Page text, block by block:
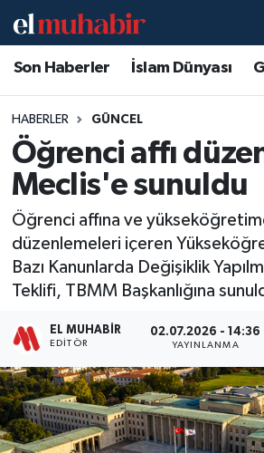
Son Haberler İslam Dünyası
HABERLER GÜNCEL
Öğrenci affı
Meclis'e sunuldu
Öğrenci affına ve
düzenlemeleri içeren
Bazı Kanunlarda Değişiklik
Teklifi, TBMM Başkanlığına
EL MUHABIR
EDITÖR
02.07.2026 - 14:36
YAYINLANMA
Hava Durumu
Trafik Durumu
Süper Lig Puan Durumu ve
Son Dakika Haberleri
Haber Arşivi